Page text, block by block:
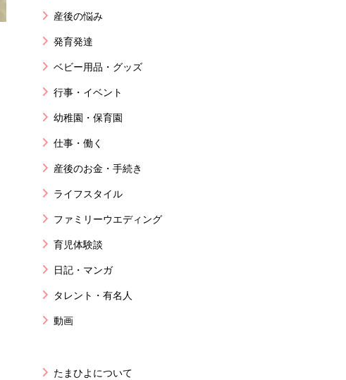
産後の悩み
発育発達
ベビー用品・グッズ
行事・イベント
幼稚園・保育園
仕事・働く
産後のお金・手続き
ライフスタイル
ファミリーウエディング
育児体験談
日記・マンガ
タレント・有名人
動画
たまひよについて